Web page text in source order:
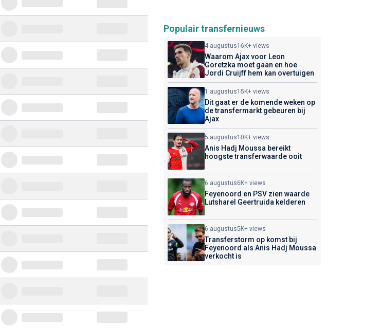
Populair transfernieuws
4 augustus16K+ views
Waarom Ajax voor Leon
Goretzka moet gaan en hoe
Jordi Cruijff hem kan overtuigen
1 augustus15K+ views
Dit gaat er de komende weken op
de transfermarkt gebeuren bij
Ajax
5 augustus10K+ views
Anis Hadj Moussa bereikt
hoogste transferwaarde ooit
6 augustus6K+ views
Feyenoord en PSV zien waarde
Lutsharel Geertruida kelderen
6 augustus5K+ views
Transferstorm op komst bij
Feyenoord als Anis Hadj Moussa
verkocht is